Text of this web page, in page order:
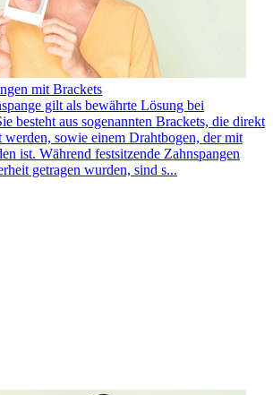
mit Brackets
gilt als bewährte Lösung bei
besteht aus sogenannten Brackets, die direkt
werden, sowie einem Drahtbogen, der mit
ist. Während festsitzende Zahnspangen
getragen wurden, sind s...